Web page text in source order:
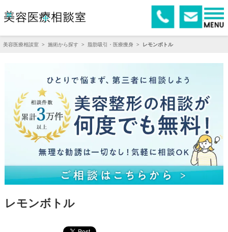
美容医療相談室 > 施術から探す > 脂肪吸引・医療痩身 > レモンボトル
レモンボトル